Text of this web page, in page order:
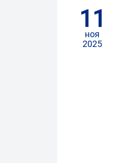
11
ноя
2025